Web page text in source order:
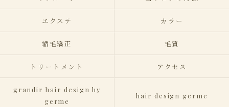
エクステ カラー
縮毛矯正 毛質
トリートメント アクセス
grandir hair design by
germe
hair design germe